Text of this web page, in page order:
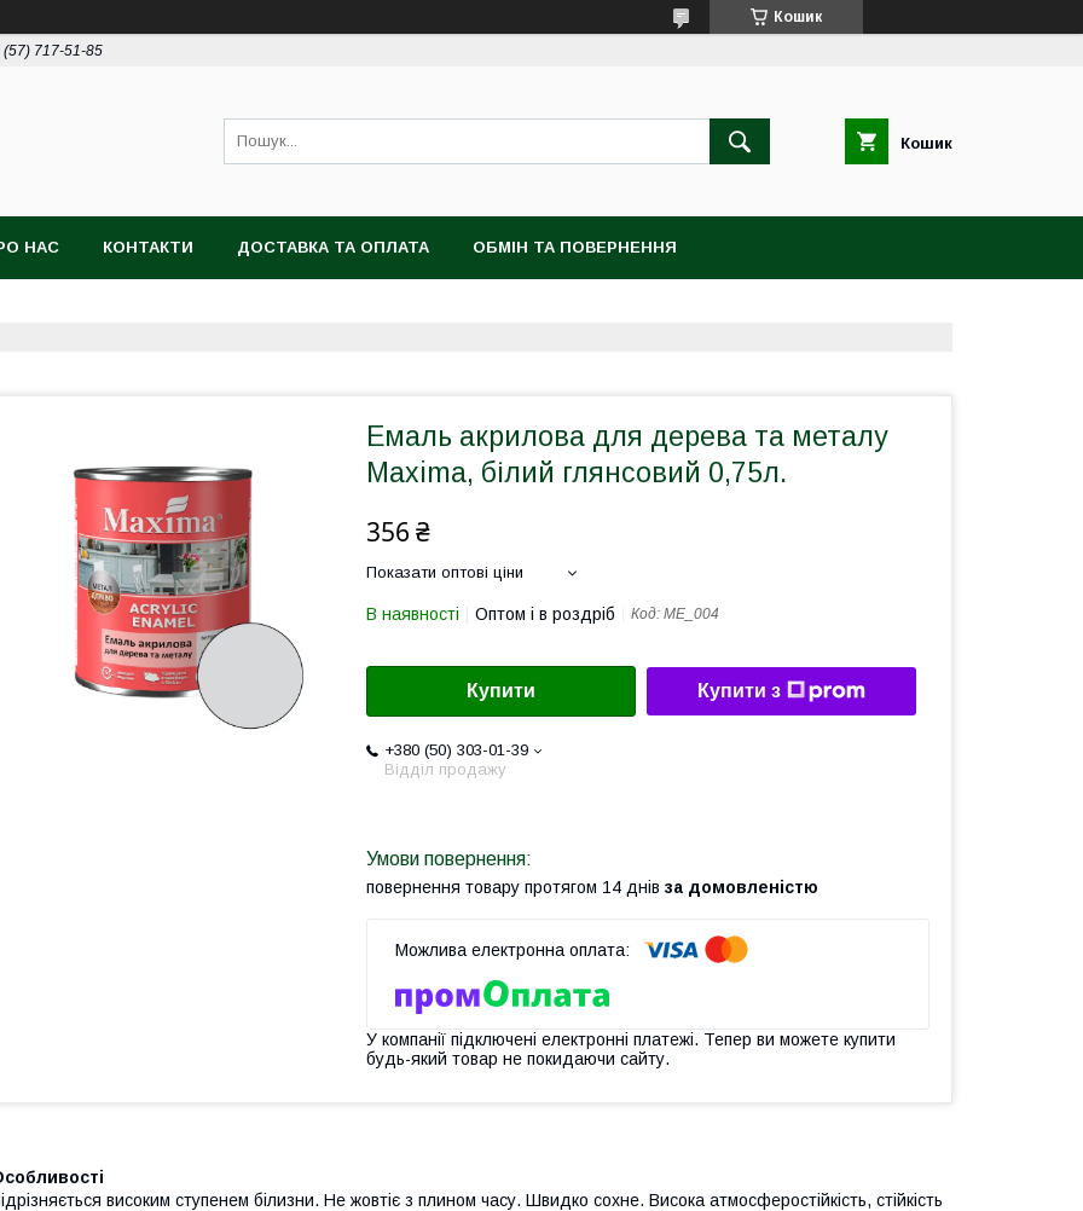
Кошик
(57) 717-51-85
Кошик
НАС КОНТАКТИ ДОСТАВКА ТА ОПЛАТА ОБМІН ТА ПОВЕРНЕННЯ
Емаль акрилова для дерева та металу
Maxima, білий глянсовий 0,75л.
356 ₴
Показати оптові ціни
В наявності Оптом і в роздріб Код: ME_004
Купити Купити з
+380 (50) 303-01-39
Відділ продажу
повернення товару протягом 14 днів за домовленістю
У компанії підключені електронні платежі. Тепер ви можете купити
будь-який товар не покидаючи сайту.
високим ступенем білизни. Не жовтіє з плином часу. Швидко сохне. Висока атмосферостійкість, стійкість